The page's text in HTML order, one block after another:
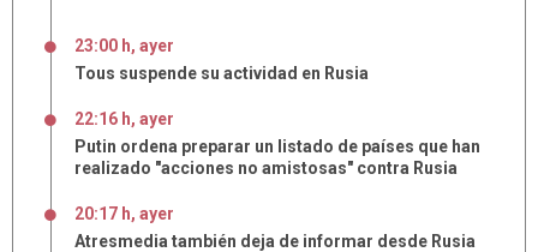
23:00 h, ayer
Tous suspende su actividad en Rusia
22:16 h, ayer
Putin ordena preparar un listado de países que han
realizado "acciones no amistosas" contra Rusia
20:17 h, ayer
Atresmedia también deja de informar desde Rusia